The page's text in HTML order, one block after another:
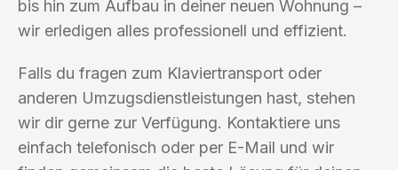
bis hin zum Aufbau in deiner neuen Wohnung –
wir erledigen alles professionell und effizient.
Falls du fragen zum Klaviertransport oder
anderen Umzugsdienstleistungen hast, stehen
wir dir gerne zur Verfügung. Kontaktiere uns
einfach telefonisch oder per E-Mail und wir